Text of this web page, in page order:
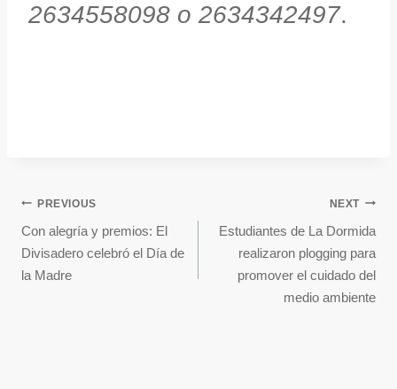
2634558098 o 2634342497.
PREVIOUS
Con alegría y premios: El
Divisadero celebró el Día de
la Madre
NEXT
Estudiantes de La Dormida
realizaron plogging para
promover el cuidado del
medio ambiente